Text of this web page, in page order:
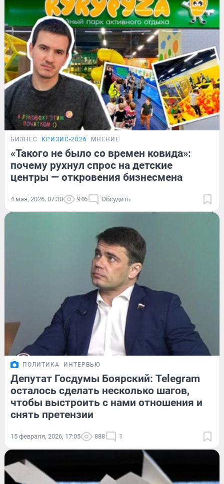
БИЗНЕС КРИЗИС-2026 МНЕНИЕ
«Такого не было со времен ковида»:
почему рухнул спрос на детские
центры — откровения бизнесмена
4 мая, 2026, 07:30 946 Обсудить
ПОЛИТИКА ИНТЕРВЬЮ
Депутат Госдумы Боярский: Telegram
осталось сделать несколько шагов,
чтобы выстроить с нами отношения и
снять претензии
15 февраля, 2026, 17:05 888 1